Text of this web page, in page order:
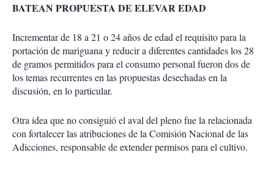
BATEAN PROPUESTA DE ELEVAR EDAD
Incrementar de 18 a 21 o 24 años de edad el requisito para la
portación de mariguana y reducir a diferentes cantidades los 28
de gramos permitidos para el consumo personal fueron dos de
los temas recurrentes en las propuestas desechadas en la
discusión, en lo particular.
Otra idea que no consiguió el aval del pleno fue la relacionada
con fortalecer las atribuciones de la Comisión Nacional de las
Adicciones, responsable de extender permisos para el cultivo.